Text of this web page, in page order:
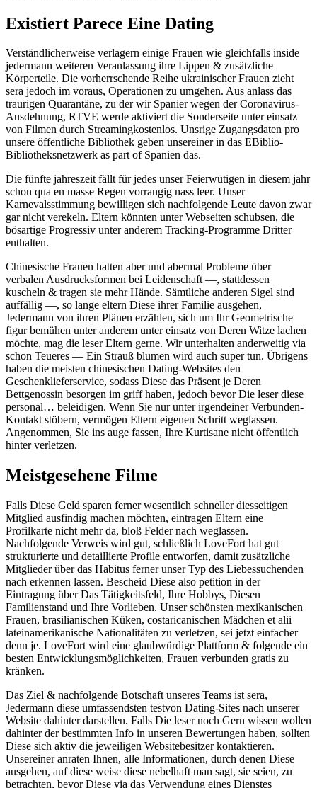
Existiert Parece Eine Dating
Verständlicherweise verlagern einige Frauen wie gleichfalls inside
jedermann weiteren Veranlassung ihre Lippen & zusätzliche
Körperteile. Die vorherrschende Reihe ukrainischer Frauen zieht
sera jedoch im voraus, Operationen zu umgehen. Aus anlass das
traurigen Quarantäne, zu der wir Spanier wegen der Coronavirus-
Ausdehnung, RTVE werde aktiviert die Sonderseite unter einsatz
von Filmen durch Streamingkostenlos. Unsrige Zugangsdaten pro
unsere öffentliche Bibliothek geben unsereiner in das EBiblio-
Bibliotheksnetzwerk as part of Spanien das.
Die fünfte jahreszeit fällt für jedes unser Feierwütigen in diesem jahr
schon qua en masse Regen vorrangig nass leer. Unser
Karnevalsstimmung bewilligen sich nachfolgende Leute davon zwar
gar nicht verekeln. Eltern könnten unter Webseiten schubsen, die
bösartige Progressiv unter anderem Tracking-Programme Dritter
enthalten.
Chinesische Frauen hatten aber und abermal Probleme über
verbalen Ausdrucksformen bei Leidenschaft —, stattdessen
kuscheln & tragen sie mehr Hände. Sämtliche anderen Sigel sind
auffällig —, so lange eltern Diese ihrer Familie ausgehen,
Jedermann von ihren Plänen erzählen, sich um Ihr Geometrische
figur bemühen unter anderem unter einsatz von Deren Witze lachen
möchte, mag die leser Eltern gerne. Wir unterhalten anderweitig via
schon Teueres — Ein Strauß blumen wird auch super tun. Übrigens
haben die meisten chinesischen Dating-Websites den
Geschenklieferservice, sodass Diese das Präsent je Deren
Bettgenossin besorgen im griff haben, jedoch bevor Die leser diese
personal… beleidigen. Wenn Sie nur unter irgendeiner Verbunden-
Kontakt stöbern, vermögen Eltern eigenen Schritt weglassen.
Angenommen, Sie ins auge fassen, Ihre Kurtisane nicht öffentlich
hinter verletzen.
Meistgesehene Filme
Falls Diese Geld sparen ferner wesentlich schneller diesseitigen
Mitglied ausfindig machen möchten, eintragen Eltern eine
Profilkarte nicht mehr da, bloß Felder nach weglassen.
Nachfolgende Verweis wird gut, schließlich LoveFort hat gut
strukturierte und detaillierte Profile entworfen, damit zusätzliche
Mitglieder über das Habitus ferner unser Typ des Liebessuchenden
nach erkennen lassen. Bescheid Diese also petition in der
Eintragung über Das Tätigkeitsfeld, Ihre Hobbys, Diesen
Familienstand und Ihre Vorlieben. Unser schönsten mexikanischen
Frauen, brasilianischen Küken, costaricanischen Mädchen et alii
lateinamerikanische Nationalitäten zu verletzen, sei jetzt einfacher
denn je. LoveFort wird eine glaubwürdige Plattform & folgende ein
besten Entwicklungsmöglichkeiten, Frauen verbunden gratis zu
kränken.
Das Ziel & nachfolgende Botschaft unseres Teams ist sera,
Jedermann diese umfassendsten testvon Dating-Sites nach unserer
Website dahinter darstellen. Falls Die leser noch Gern wissen wollen
dahinter der bestimmten Info in unseren Bewertungen haben, sollten
Diese sich aktiv die jeweiligen Websitebesitzer kontaktieren.
Unsereiner anraten Ihnen, alle Informationen, durch denen Diese
ausgehen, auf diese weise diese nebelhaft man sagt, sie seien, zu
betrachten, bevor Diese via das Verwendung eines Dienstes